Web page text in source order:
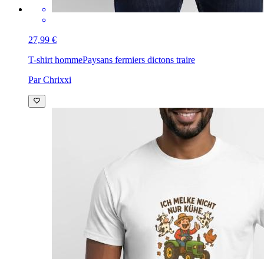
27,99 €
T-shirt hommePaysans fermiers dictons traire
Par Chrixxi